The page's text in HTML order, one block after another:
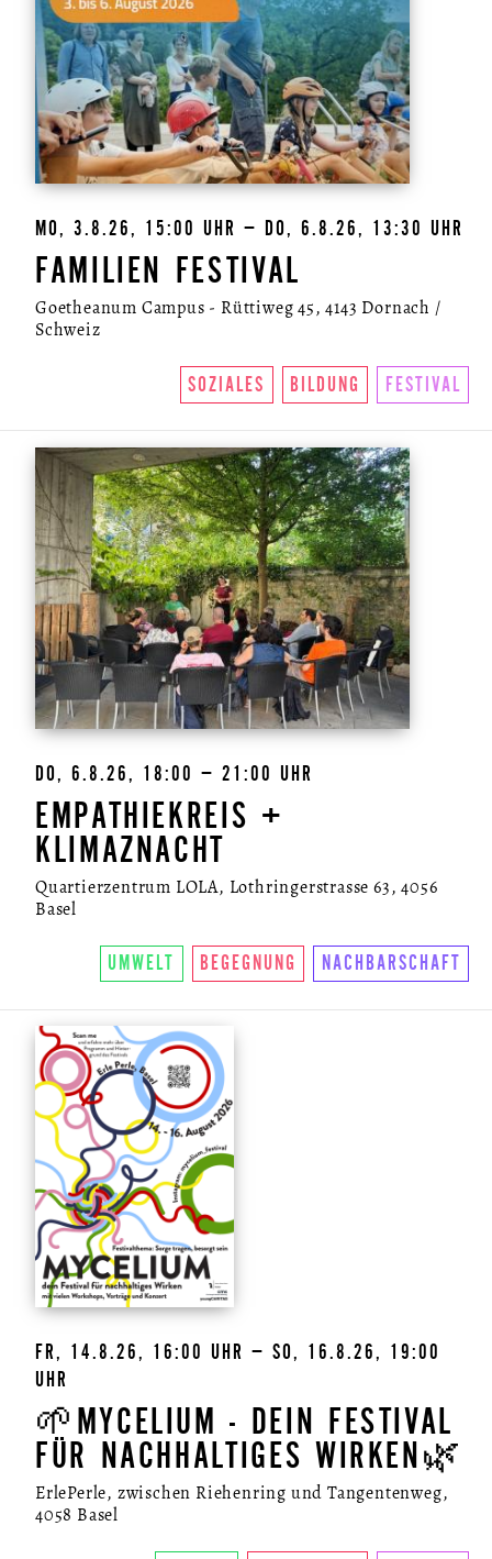
MO, 3.8.26, 15:00 UHR – DO, 6.8.26, 13:30 UHR
FAMILIEN FESTIVAL
Goetheanum Campus - Rüttiweg 45, 4143 Dornach /
Schweiz
SOZIALES BILDUNG FESTIVAL
DO, 6.8.26, 18:00 – 21:00 UHR
EMPATHIEKREIS +
KLIMAZNACHT
Quartierzentrum LOLA, Lothringerstrasse 63, 4056
Basel
UMWELT BEGEGNUNG NACHBARSCHAFT
FR, 14.8.26, 16:00 UHR – SO, 16.8.26, 19:00
UHR
🌱MYCELIUM - DEIN FESTIVAL
FÜR NACHHALTIGES WIRKEN🌿
ErlePerle, zwischen Riehenring und Tangentenweg,
4058 Basel